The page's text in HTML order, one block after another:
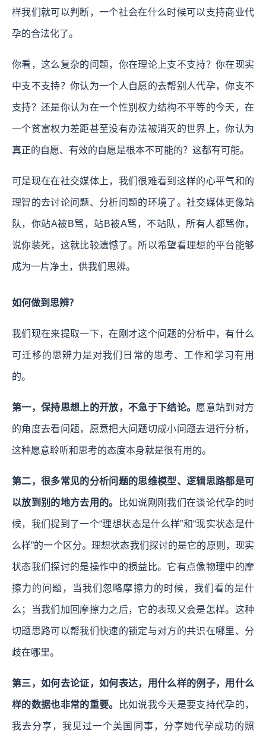
样我们就可以判断，一个社会在什么时候可以支持商业代
孕的合法化了。
你看，这么复杂的问题，你在理论上支不支持？你在现实
中支不支持？你认为一个人自愿的去帮别人代孕，你支不
支持？还是你认为在一个性别权力结构不平等的今天，在
一个贫富权力差距甚至没有办法被消灭的世界上，你认为
真正的自愿、有效的自愿是根本不可能的？这都有可能。
可是现在在社交媒体上，我们很难看到这样的心平气和的
理智的去讨论问题、分析问题的环境了。 社交媒体更像站
队，你站A被B骂，站B被A骂，不站队，所有人都骂你，
说你装死，这就比较遗憾了。所以希望看理想的平台能够
成为一片净土，供我们思辨。
如何做到思辨？
我们现在来提取一下，在刚才这个问题的分析中，有什么
可迁移的思辨力是对我们日常的思考、工作和学习有用
的。
第一，保持思想上的开放，不急于下结论。 愿意站到对方
的角度去看问题，愿意把大问题切成小问题去进行分析，
这种愿意聆听和思考的态度本身就是很有用的。
第二，很多常见的分析问题的思维模型、逻辑思路都是可
以放到别的地方去用的。 比如说刚刚我们在谈论代孕的时
候，我们提到了一个“理想状态是什么样”和“现实状态是什
么样”的一个区分。理想状态我们探讨的是它的原则，现实
状态我们探讨的是操作中的损益比。它有点像物理中的摩
擦力的问题，当我们忽略摩擦力的时候，我们看的是什
么；当我们加回摩擦力之后，它的表现又会是怎样。这种
切题思路可以帮我们快速的锁定与对方的共识在哪里、分
歧在哪里。
第三，如何去论证，如何表达，用什么样的例子，用什么
样的数据也非常的重要。 比如说我今天是要支持代孕的，
我去分享，我见过一个美国同事，分享她代孕成功的照